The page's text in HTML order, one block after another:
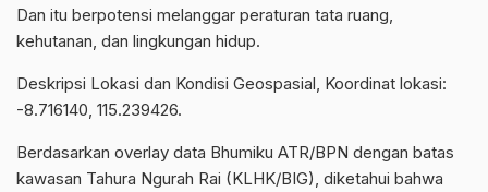
Dan itu berpotensi melanggar peraturan tata ruang,
kehutanan, dan lingkungan hidup.
Deskripsi Lokasi dan Kondisi Geospasial, Koordinat lokasi:
-8.716140, 115.239426.
Berdasarkan overlay data Bhumiku ATR/BPN dengan batas
kawasan Tahura Ngurah Rai (KLHK/BIG), diketahui bahwa